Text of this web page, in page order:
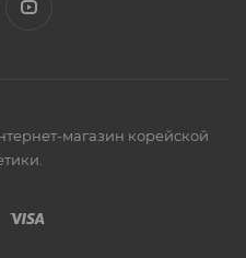
магазин корейской